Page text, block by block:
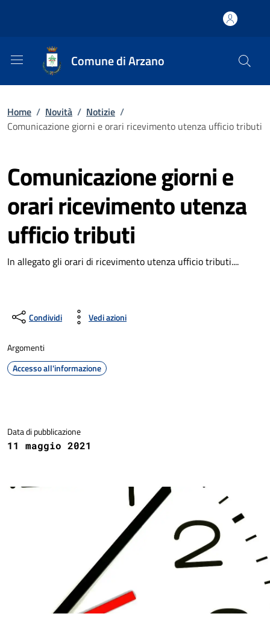
Comune di Arzano
Home / Novità / Notizie /
Comunicazione giorni e orari ricevimento utenza ufficio tributi
Comunicazione giorni e
orari ricevimento utenza
ufficio tributi
In allegato gli orari di ricevimento utenza ufficio tributi....
Condividi Vedi azioni
Argomenti
Accesso all'informazione
Data di pubblicazione
11 maggio 2021